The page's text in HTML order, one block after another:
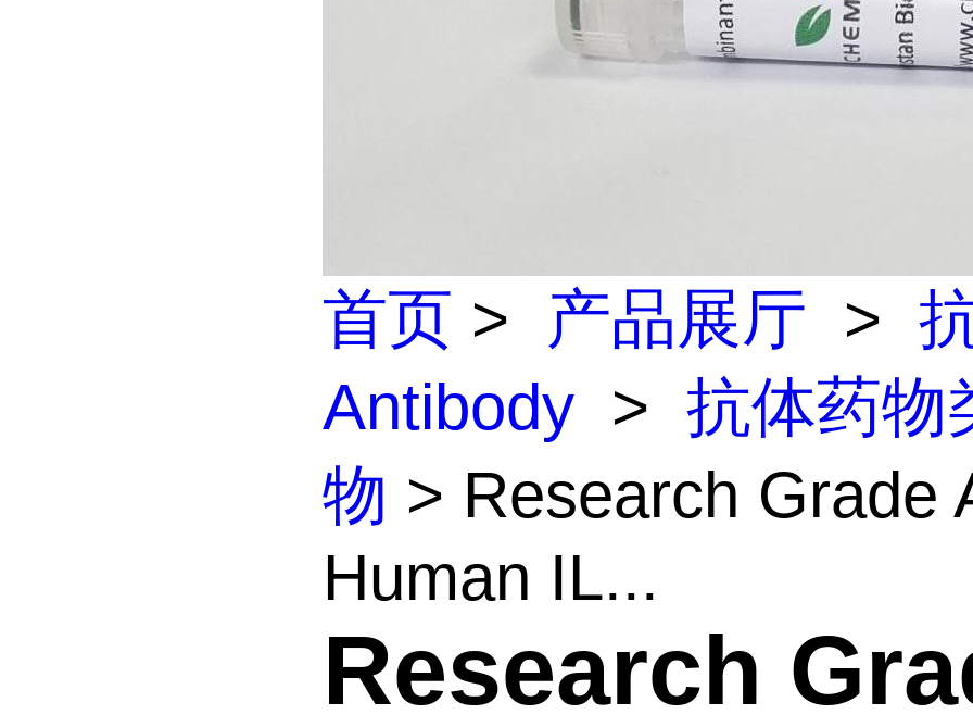
首页 > 产品展厅 >
Antibody > 抗体药物
物 > Research Grade
Human IL...
Research